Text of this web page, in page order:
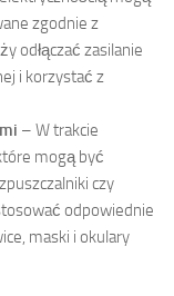
zgodnie z
odłączać zasilanie
i korzystać z
– W trakcie
mogą być
czy
odpowiednie
maski i okulary